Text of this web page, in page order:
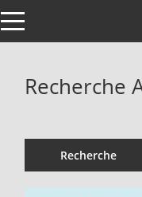
Toggle navigation
Recherche
Recherche